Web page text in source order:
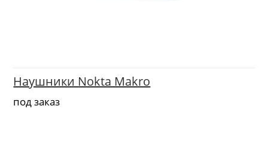
Наушники Nokta Makro
под заказ